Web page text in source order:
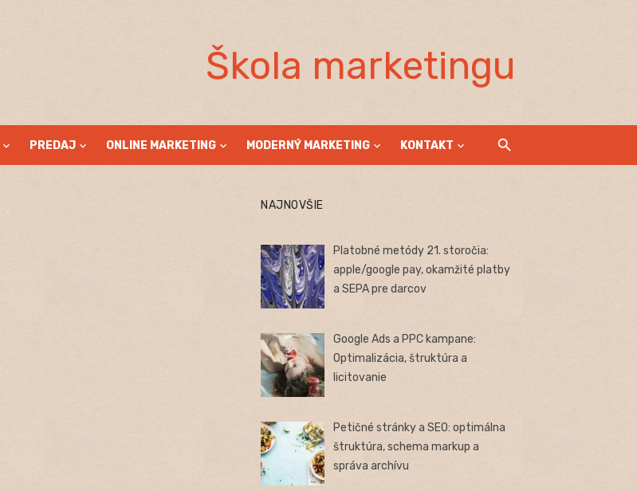
Škola marketingu
PREDAJ ONLINE MARKETING MODERNÝ MARKETING KONTAKT
NAJNOVŠIE
Platobné metódy 21. storočia:
apple/google pay, okamžité platby
a SEPA pre darcov
Google Ads a PPC kampane:
Optimalizácia, štruktúra a
licitovanie
Petičné stránky a SEO: optimálna
štruktúra, schema markup a
správa archívu